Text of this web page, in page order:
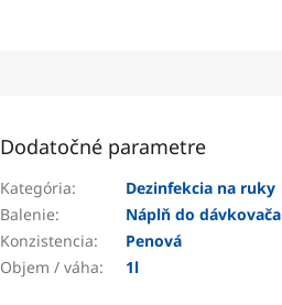
Dodatočné parametre
Kategória:
Dezinfekcia na ruky
Balenie:
Náplň do dávkovača
Konzistencia:
Penová
Objem / váha: 1l